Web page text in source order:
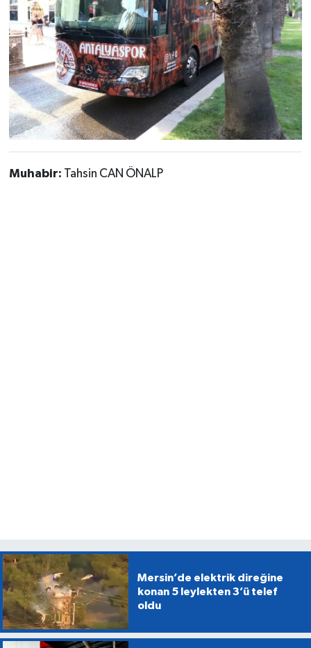
Muhabir: Tahsin CAN ÖNALP
Mersin’de elektrik direğine
konan 5 leylekten 3’ü telef
oldu